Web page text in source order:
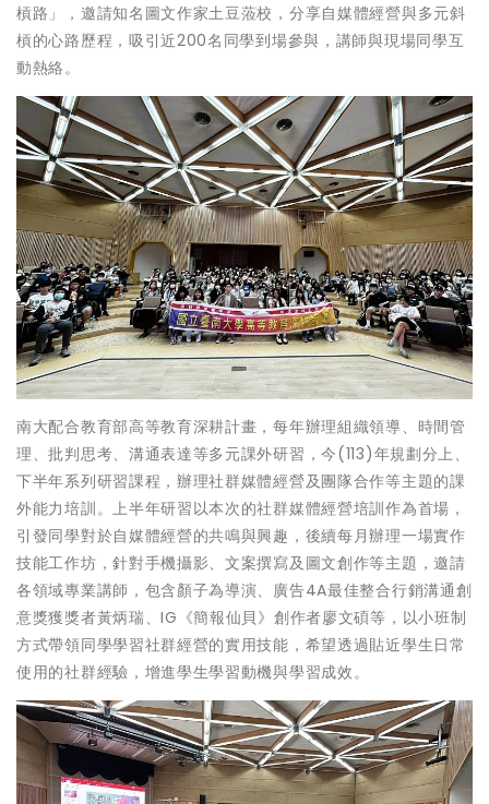
槓路」，邀請知名圖文作家土豆蒞校，分享自媒體經營與多元斜
槓的心路歷程，吸引近200名同學到場參與，講師與現場同學互
動熱絡。
南大配合教育部高等教育深耕計畫，每年辦理組織領導、時間管
理、批判思考、溝通表達等多元課外研習，今(113)年規劃分上、
下半年系列研習課程，辦理社群媒體經營及團隊合作等主題的課
外能力培訓。上半年研習以本次的社群媒體經營培訓作為首場，
引發同學對於自媒體經營的共鳴與興趣，後續每月辦理一場實作
技能工作坊，針對手機攝影、文案撰寫及圖文創作等主題，邀請
各領域專業講師，包含顏子為導演、廣告4A最佳整合行銷溝通創
意獎獲獎者黃炳瑞、IG《簡報仙貝》創作者廖文碩等，以小班制
方式帶領同學學習社群經營的實用技能，希望透過貼近學生日常
使用的社群經驗，增進學生學習動機與學習成效。